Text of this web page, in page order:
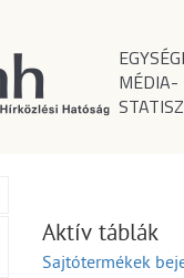
MÉDIA-
Aktív táblák
Sajtótermékek